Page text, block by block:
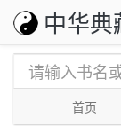
中华典
首页